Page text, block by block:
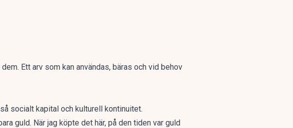
Ett arv som kan användas, bäras och vid behov
socialt kapital och kulturell kontinuitet.
guld. När jag köpte det här, på den tiden var guld